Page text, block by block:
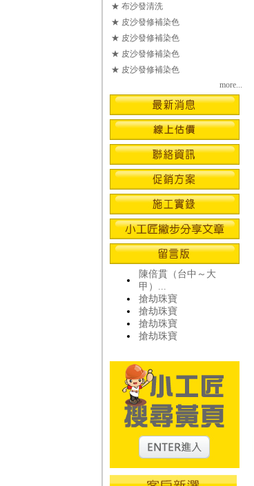
★ 布沙發清洗
★ 皮沙發修補染色
★ 皮沙發修補染色
★ 皮沙發修補染色
★ 皮沙發修補染色
more...
陳倍貫（台中～大
甲）...
搶劫珠寶
搶劫珠寶
搶劫珠寶
搶劫珠寶